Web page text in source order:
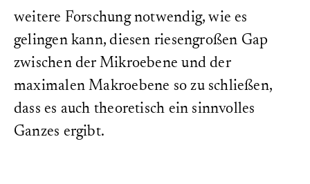
weitere Forschung notwendig, wie es
gelingen kann, diesen riesengroßen Gap
zwischen der Mikroebene und der
maximalen Makroebene so zu schließen,
dass es auch theoretisch ein sinnvolles
Ganzes ergibt.